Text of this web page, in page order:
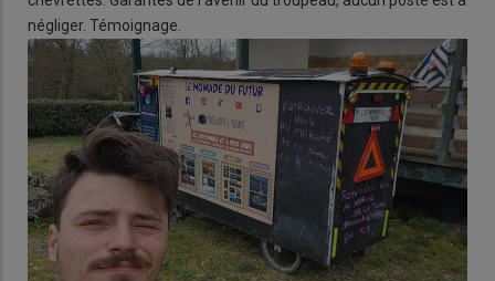
négliger. Témoignage.